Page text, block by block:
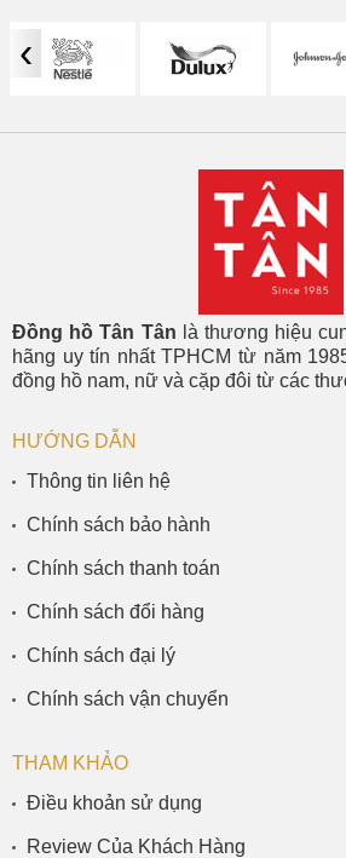
‹
Đồng hồ Tân Tân là thương hiệu
hãng uy tín nhất TPHCM từ năm
đồng hồ nam, nữ và cặp đôi từ các
HƯỚNG DẪN
Thông tin liên hệ
Chính sách bảo hành
Chính sách thanh toán
Chính sách đổi hàng
Chính sách đại lý
Chính sách vận chuyển
THAM KHẢO
Điều khoản sử dụng
Review Của Khách Hàng